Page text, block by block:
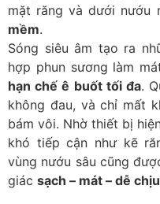
mặt răng và dưới nướu
mềm.
Sóng siêu âm tạo ra
hợp phun sương làm
hạn chế ê buốt tối đa.
không đau, và chỉ mất
bám vôi. Nhờ thiết bị
khó tiếp cận như kẽ
vùng nướu sâu cũng
giác sạch – mát – dễ